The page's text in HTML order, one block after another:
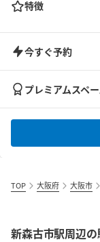
特徴
今すぐ予約
プレミアムスペ
TOP 大阪府 大阪市
新森古市駅周辺